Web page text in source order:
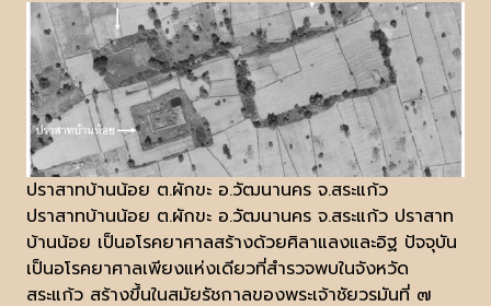
ปราสาทบ้านน้อย ต.ผักขะ อ.วัฒนานคร จ.สระแก้ว
ปราสาทบ้านน้อย ต.ผักขะ อ.วัฒนานคร จ.สระแก้ว ปราสาท
บ้านน้อย เป็นอโรคยาศาลสร้างด้วยศิลาแลงและอิฐ ปัจจุบัน
เป็นอโรคยาศาลเพียงแห่งเดียวที่สำรวจพบในจังหวัด
สระแก้ว สร้างขึ้นในสมัยรัชกาลของพระเจ้าชัยวรมันที่ ๗